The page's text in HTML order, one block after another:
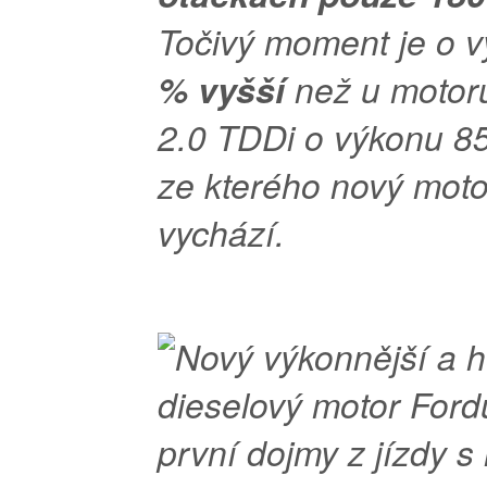
Točivý moment je o
% vyššínež u
2.0 TDDi o výkonu
ze kterého nový
vychází.